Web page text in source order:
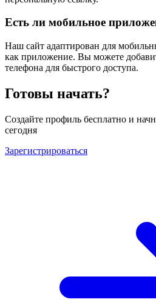
Есть ли мобильное
Наш сайт адаптирован для
как приложение. Вы можете
телефона для быстрого доступа.
Готовы начать?
Создайте профиль бесплатно и
сегодня
Зарегистрироваться